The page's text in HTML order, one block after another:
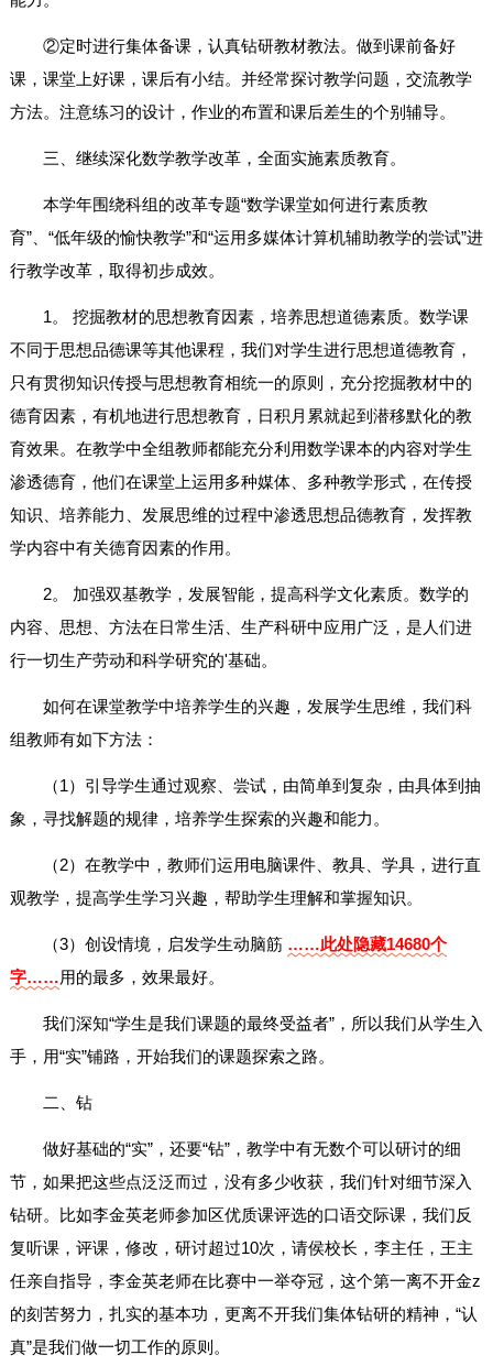
②定时进行集体备课，认真钻研教材教法。做到课前备好
课，课堂上好课，课后有小结。并经常探讨教学问题，交流教学
方法。注意练习的设计，作业的布置和课后差生的个别辅导。
三、继续深化数学教学改革，全面实施素质教育。
本学年围绕科组的改革专题“数学课堂如何进行素质教
育”、“低年级的愉快教学”和“运用多媒体计算机辅助教学的尝试”进
行教学改革，取得初步成效。
1。 挖掘教材的思想教育因素，培养思想道德素质。数学课
不同于思想品德课等其他课程，我们对学生进行思想道德教育，
只有贯彻知识传授与思想教育相统一的原则，充分挖掘教材中的
德育因素，有机地进行思想教育，日积月累就起到潜移默化的教
育效果。在教学中全组教师都能充分利用数学课本的内容对学生
渗透德育，他们在课堂上运用多种媒体、多种教学形式，在传授
知识、培养能力、发展思维的过程中渗透思想品德教育，发挥教
学内容中有关德育因素的作用。
2。 加强双基教学，发展智能，提高科学文化素质。数学的
内容、思想、方法在日常生活、生产科研中应用广泛，是人们进
行一切生产劳动和科学研究的'基础。
如何在课堂教学中培养学生的兴趣，发展学生思维，我们科
组教师有如下方法：
（1）引导学生通过观察、尝试，由简单到复杂，由具体到抽
象，寻找解题的规律，培养学生探索的兴趣和能力。
（2）在教学中，教师们运用电脑课件、教具、学具，进行直
观教学，提高学生学习兴趣，帮助学生理解和掌握知识。
（3）创设情境，启发学生动脑筋 ……此处隐藏14680个
字……用的最多，效果最好。
我们深知“学生是我们课题的最终受益者”，所以我们从学生入
手，用“实”铺路，开始我们的课题探索之路。
二、钻
做好基础的“实”，还要“钻”，教学中有无数个可以研讨的细
节，如果把这些点泛泛而过，没有多少收获，我们针对细节深入
钻研。比如李金英老师参加区优质课评选的口语交际课，我们反
复听课，评课，修改，研讨超过10次，请侯校长，李主任，王主
任亲自指导，李金英老师在比赛中一举夺冠，这个第一离不开金z
的刻苦努力，扎实的基本功，更离不开我们集体钻研的精神，“认
真”是我们做一切工作的原则。